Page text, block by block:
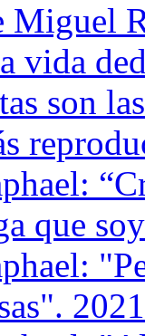
Miguel
vida
son
que
2021